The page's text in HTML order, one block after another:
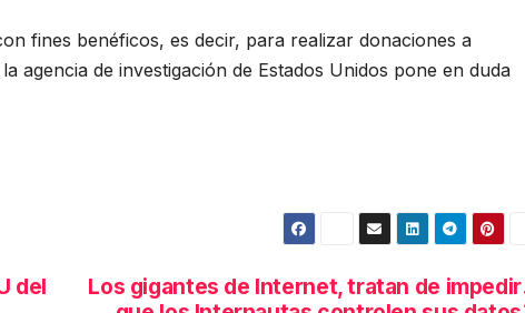
fines benéficos, es decir, para realizar donaciones a
agencia de investigación de Estados Unidos pone en duda
Los gigantes de Internet, tratan de impedir
del